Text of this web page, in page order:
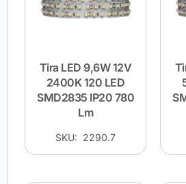
Tira LED 9,6W 12V
2400K 120 LED
SMD2835 IP20 780
Lm
SKU: 2290.7